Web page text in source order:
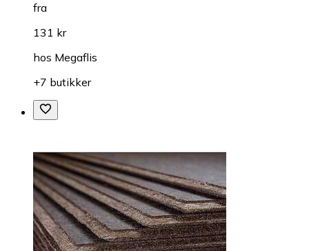
fra
131 kr
hos Megaflis
+7 butikker